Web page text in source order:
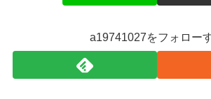
a19741027をフォロー